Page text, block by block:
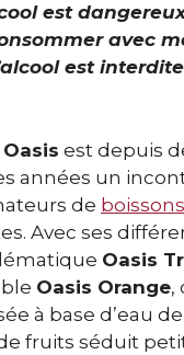
est
avec
est
est depuis
années un
de
Avec ses
Oasis
Oasis Orange,
à base d’eau
fruits séduit